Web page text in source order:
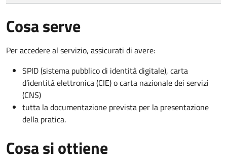
Cosa serve
Per accedere al servizio, assicurati di avere:
SPID (sistema pubblico di identità digitale), carta
d’identità elettronica (CIE) o carta nazionale dei servizi
(CNS)
tutta la documentazione prevista per la presentazione
della pratica.
Cosa si ottiene